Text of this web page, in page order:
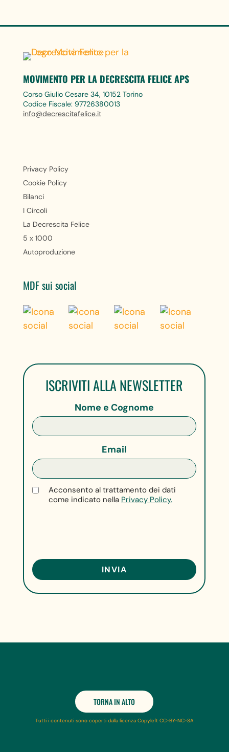
MOVIMENTO PER LA DECRESCITA FELICE APS
Corso Giulio Cesare 34, 10152 Torino
Codice Fiscale: 97726380013
info@decrescitafelice.it
Privacy Policy
Cookie Policy
Bilanci
I Circoli
La Decrescita Felice
5 x 1000
Autoproduzione
MDF sui social
ISCRIVITI ALLA NEWSLETTER
Nome e Cognome
Email
Acconsento al trattamento dei dati
come indicato nella Privacy Policy.
TORNA IN ALTO
Tutti i contenuti sono coperti dalla licenza Copyleft CC-BY-NC-SA